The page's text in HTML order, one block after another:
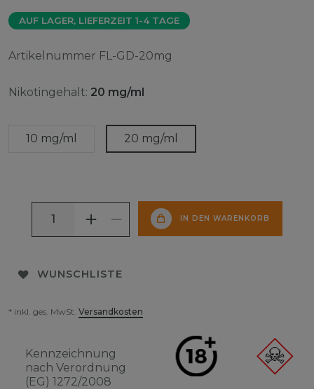
AUF LAGER, LIEFERZEIT 1-4 TAGE
Artikelnummer FL-GD-20mg
Nikotingehalt: 20 mg/ml
10 mg/ml 20 mg/ml
IN DEN WARENKORB
WUNSCHLISTE
* inkl. ges. MwSt. Versandkosten
Kennzeichnung
nach Verordnung
(EG) 1272/2008